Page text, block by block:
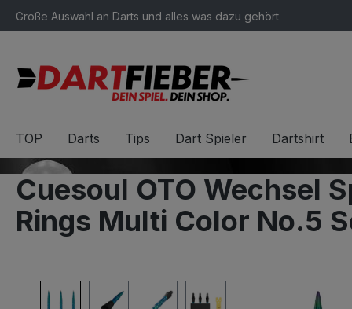
Zur Hauptnavigation springen
Große Auswahl an Darts und alles was dazu gehört
TOP Darts Tips Dart Spieler Dartshirt
Cuesoul OTO Wechsel
Rings Multi Color No.5
Bildergalerie überspringen